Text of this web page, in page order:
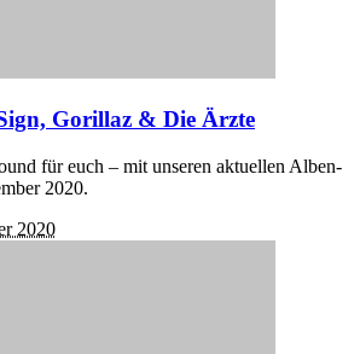
Gorillaz & Die Ärzte
für euch – mit unseren aktuellen Alben-
2020.
2020